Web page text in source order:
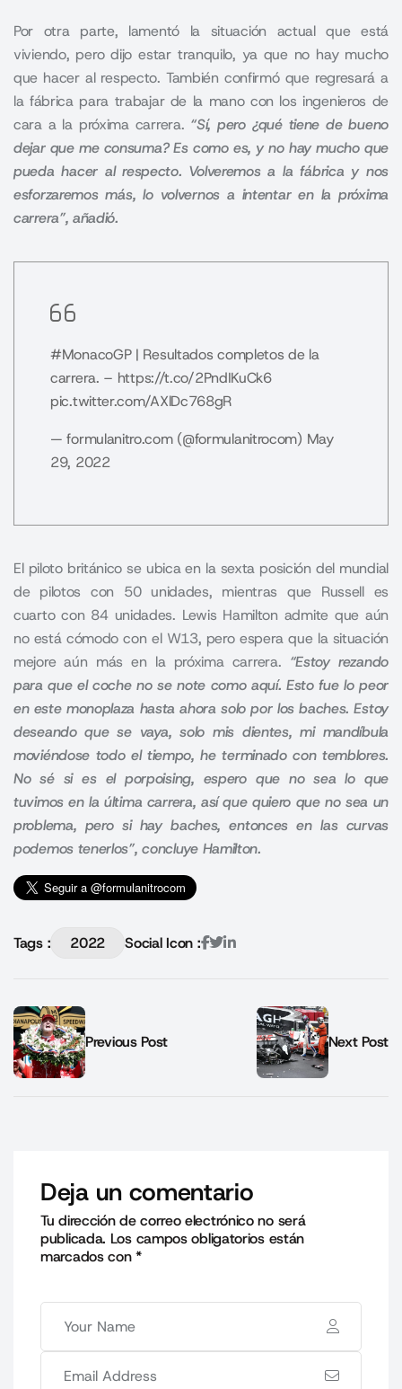
Por otra parte, lamentó la situación actual que está
viviendo, pero dijo estar tranquilo, ya que no hay mucho
que hacer al respecto. También confirmó que regresará a
la fábrica para trabajar de la mano con los ingenieros de
cara a la próxima carrera. “Sí, pero ¿qué tiene de bueno
dejar que me consuma? Es como es, y no hay mucho que
pueda hacer al respecto. Volveremos a la fábrica y nos
esforzaremos más, lo volvernos a intentar en la próxima
carrera”, añadió.
#MonacoGP| Resultados completos de la
carrera. – https://t.co/2PndIKuCk6
pic.twitter.com/AXlDc768gR
— formulanitro.com (@formulanitrocom) May
29, 2022
El piloto británico se ubica en la sexta posición del mundial
de pilotos con 50 unidades, mientras que Russelles
cuarto con 84 unidades. Lewis Hamilton admite que aún
no está cómodo con el W13, pero espera que la situación
mejore aún más en la próxima carrera. “Estoy rezando
para que el coche no se note como aquí. Esto fue lo peor
en este monoplaza hasta ahora solo por los baches. Estoy
deseando que se vaya, solo mis dientes, mi mandíbula
moviéndose todo el tiempo, he terminado con temblores.
No sé si es el porpoising, espero que no sea lo que
tuvimos en la última carrera, así que quiero que no sea un
problema, pero si hay baches, entonces en las curvas
podemos tenerlos”, concluye Hamilton.
Tags : 2022 Social Icon :
Previous Post Next Post
Deja un comentario
Tu dirección de correo electrónico no será
publicada. Los campos obligatorios están
marcados con*